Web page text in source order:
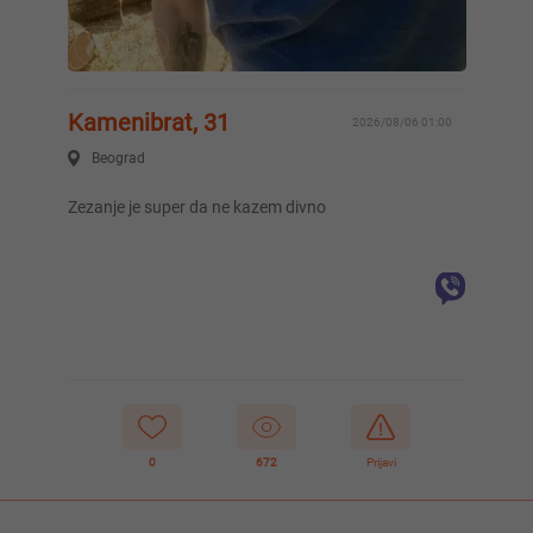
Kamenibrat, 31 2026/08/06 01:00
Beograd
Zezanje je super da ne kazem divno
0 672 Prijavi